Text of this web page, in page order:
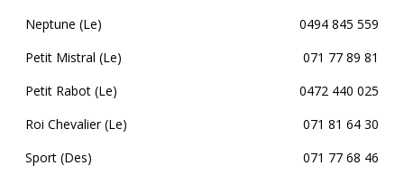
Neptune (Le)
0494 845 559
Petit Mistral (Le)
071 77 89 81
Petit Rabot (Le)
0472 440 025
Roi Chevalier (Le)
071 81 64 30
Sport (Des)
071 77 68 46